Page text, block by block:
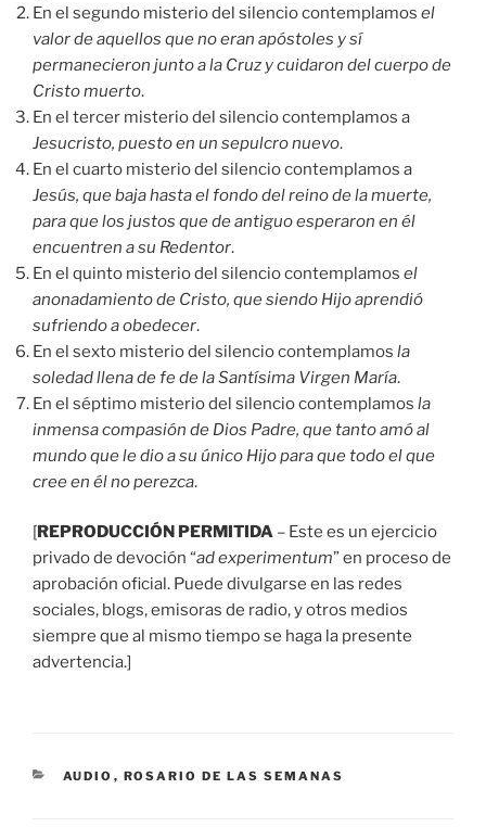
En el segundo misterio del silencio contemplamos el
valor de aquellos que no eran apóstoles y sí
permanecieron junto a la Cruz y cuidaron del cuerpo de
Cristo muerto.
En el tercer misterio del silencio contemplamos a
Jesucristo, puesto en un sepulcro nuevo.
En el cuarto misterio del silencio contemplamos a
Jesús, que baja hasta el fondo del reino de la muerte,
para que los justos que de antiguo esperaron en él
encuentren a su Redentor.
En el quinto misterio del silencio contemplamos el
anonadamiento de Cristo, que siendo Hijo aprendió
sufriendo a obedecer.
En el sexto misterio del silencio contemplamos la
soledad llena de fe de la Santísima Virgen María.
En el séptimo misterio del silencio contemplamos la
inmensa compasión de Dios Padre, que tanto amó al
mundo que le dio a su único Hijo para que todo el que
cree en él no perezca.
[REPRODUCCIÓN PERMITIDA – Este es un ejercicio
privado de devoción “ad experimentum” en proceso de
aprobación oficial. Puede divulgarse en las redes
sociales, blogs, emisoras de radio, y otros medios
siempre que al mismo tiempo se haga la presente
advertencia.]
CATEGORÍAS
AUDIO , ROSARIO DE LAS SEMANAS